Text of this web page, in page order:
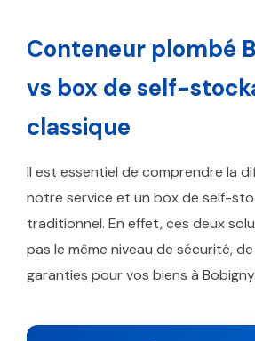
Conteneur plombé
vs box de self-
classique
Il est essentiel de comprendre la
notre service et un box de self-
traditionnel. En effet, ces deux
pas le même niveau de sécurité,
garanties pour vos biens à Bobigny.